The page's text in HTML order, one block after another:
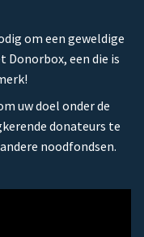
om een geweldige
een die is
uw doel onder de
donateurs te
noodfondsen.